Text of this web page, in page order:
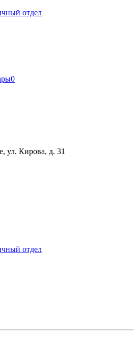
отдел
0
ул. Кирова, д. 31
отдел